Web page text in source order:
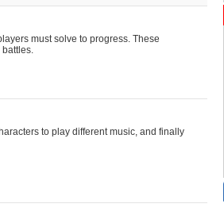
must solve to progress. These
to play different music, and finally